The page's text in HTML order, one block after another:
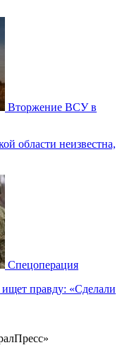
Вторжение ВСУ в
области неизвестна,
Спецоперация
правду: «Сделали